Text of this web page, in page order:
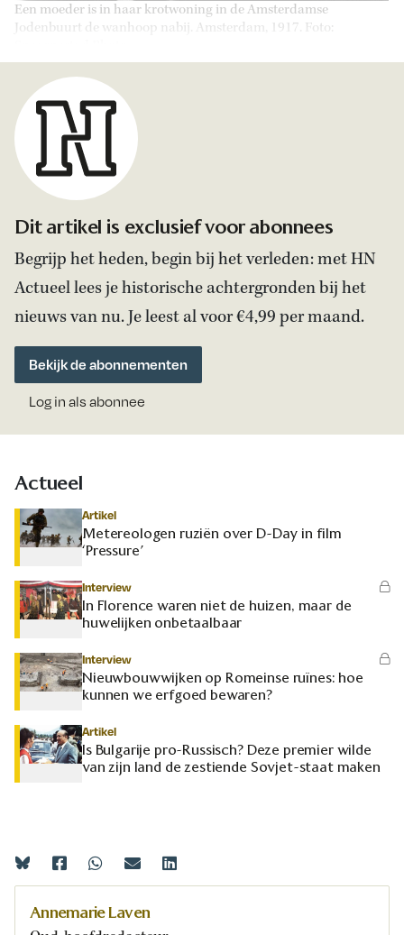
Een moeder is in haar krotwoning in de Amsterdamse
Jodenbuurt de wanhoop nabij. Amsterdam, 1917. Foto:
Dit artikel is exclusief voor abonnees
Begrijp het heden, begin bij het verleden: met HN
Actueel lees je historische achtergronden bij het
nieuws van nu. Je leest al voor €4,99 per maand.
Bekijk de abonnementen
Log in als abonnee
Actueel
Artikel
Metereologen ruziën over D-Day in film
‘Pressure’
Interview
In Florence waren niet de huizen, maar de
huwelijken onbetaalbaar
Interview
Nieuwbouwwijken op Romeinse ruïnes: hoe
kunnen we erfgoed bewaren?
Artikel
Is Bulgarije pro-Russisch? Deze premier wilde
van zijn land de zestiende Sovjet-staat maken
Annemarie Laven